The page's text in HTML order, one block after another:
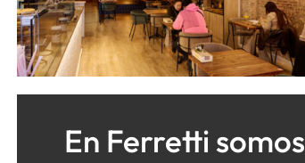
En Ferretti somos